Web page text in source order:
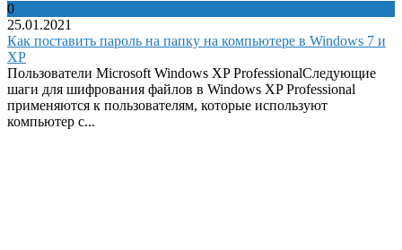
0
25.01.2021
Как поставить пароль на папку на компьютере в Windows 7 и
XP
Пользователи Microsoft Windows XP ProfessionalСледующие
шаги для шифрования файлов в Windows XP Professional
применяются к пользователям, которые используют
компьютер с...